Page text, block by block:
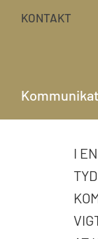
KONTAKT
I